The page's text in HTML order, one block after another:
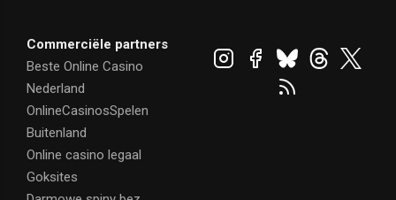
Commerciële partners
Beste Online Casino
Nederland
OnlineCasinosSpelen
Buitenland
Online casino legaal
Goksites